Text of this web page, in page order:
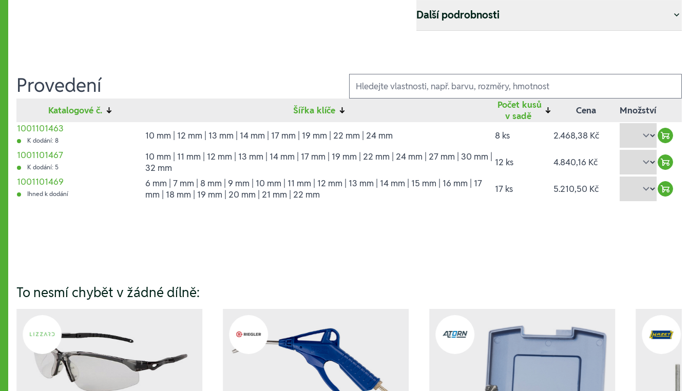
Další podrobnosti
Provedení Ausführungen
Katalogové č. ↓ Šířka klíče ↓
Počet kusů
v sadě
↓ Cena
Množství
1001101463
K dodání: 8 10 mm | 12 mm | 13 mm | 14 mm | 17 mm | 19 mm | 22 mm | 24 mm 8 ks 2.468,38 Kč
1001101467
K dodání: 5
10 mm | 11 mm | 12 mm | 13 mm | 14 mm | 17 mm | 19 mm | 22 mm | 24 mm | 27 mm | 30 mm |
32 mm
12 ks 4.840,16 Kč
1001101469
Ihned k dodání
6 mm | 7 mm | 8 mm | 9 mm | 10 mm | 11 mm | 12 mm | 13 mm | 14 mm | 15 mm | 16 mm | 17
mm | 18 mm | 19 mm | 20 mm | 21 mm | 22 mm
17 ks 5.210,50 Kč
To nesmí chybět v žádné dílně: